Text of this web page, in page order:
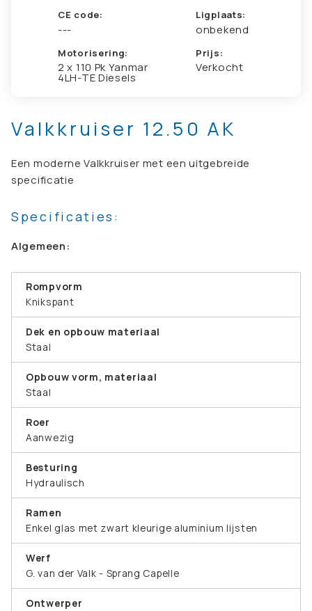
CE code:
---
Ligplaats:
onbekend
Motorisering:
2 x 110 Pk Yanmar
4LH-TE Diesels
Prijs:
Verkocht
Valkkruiser 12.50 AK
Een moderne Valkkruiser met een uitgebreide
specificatie
Specificaties:
Algemeen:
Rompvorm
Knikspant
Dek en opbouw materiaal
Staal
Opbouw vorm, materiaal
Staal
Roer
Aanwezig
Besturing
Hydraulisch
Ramen
Enkel glas met zwart kleurige aluminium lijsten
Werf
G. van der Valk - Sprang Capelle
Ontwerper